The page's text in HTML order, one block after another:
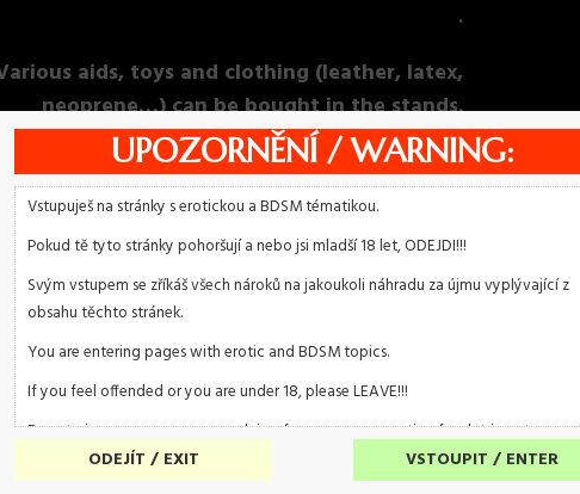
.
aids, toys and clothing (leather, latex,
neoprene…) can be bought in the stands.
UPOZORNĚNÍ / WARNING:
Vstupuješ na stránky s erotickou a BDSM tématikou.
Pokud tě tyto stránky pohoršují a nebo jsi mladší 18 let, ODEJDI!!!
Svým vstupem se zříkáš všech nároků na jakoukoli náhradu za újmu vyplývající z
obsahu těchto stránek.
You are entering pages with erotic and BDSM topics.
If you feel offended or you are under 18, please LEAVE!!!
By entering you renounce any claims for any compensation for detriment
by contents of these pages..
ODEJÍT / EXIT VSTOUPIT / ENTER